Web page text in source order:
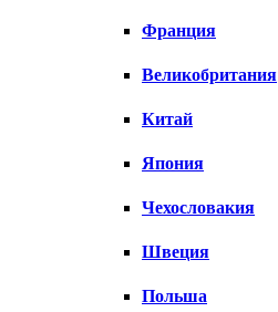
Франция
Великобритания
Китай
Япония
Чехословакия
Швеция
Польша